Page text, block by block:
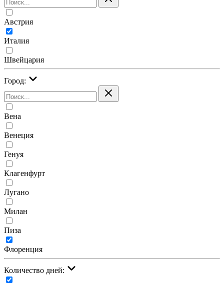
Австрия
Италия
Швейцария
Город:
Вена
Венеция
Генуя
Клагенфурт
Лугано
Милан
Пиза
Флоренция
Количество дней: